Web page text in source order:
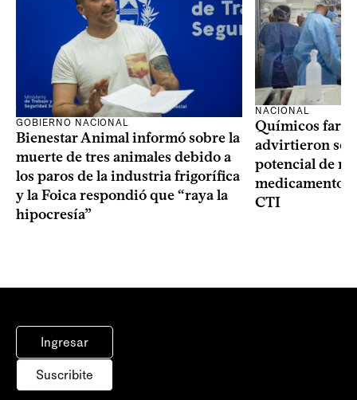
GOBIERNO NACIONAL
Bienestar Animal informó sobre la
muerte de tres animales debido a
los paros de la industria frigorífica
y la Foica respondió que “raya la
hipocresía”
NACIONAL
Químicos
advirtieron
potencial de
medicamentos
CTI
Ingresar
Suscribite